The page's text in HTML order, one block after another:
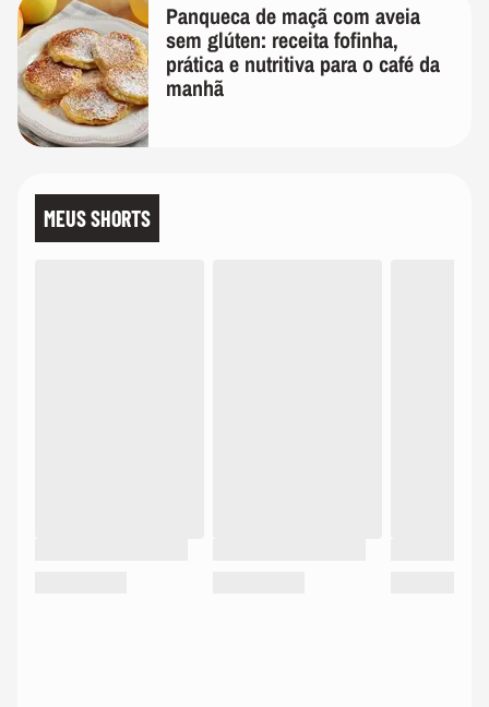
Panqueca de maçã com aveia
sem glúten: receita fofinha,
prática e nutritiva para o café da
manhã
MEUS SHORTS